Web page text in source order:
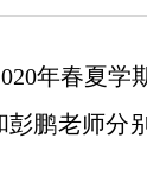
年春夏学
鹏老师分